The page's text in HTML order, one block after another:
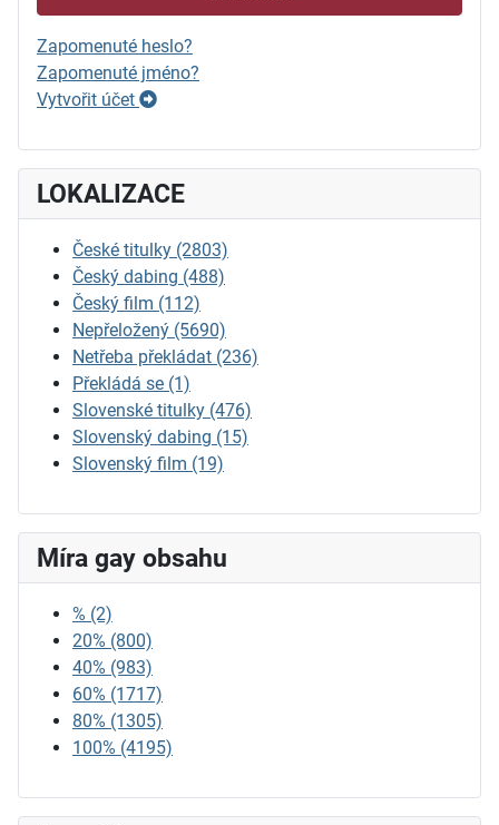
Zapomenuté heslo?
Zapomenuté jméno?
Vytvořit účet
LOKALIZACE
České titulky (2803)
Český dabing (488)
Český film (112)
Nepřeložený (5690)
Netřeba překládat (236)
Překládá se (1)
Slovenské titulky (476)
Slovenský dabing (15)
Slovenský film (19)
Míra gay obsahu
% (2)
20% (800)
40% (983)
60% (1717)
80% (1305)
100% (4195)